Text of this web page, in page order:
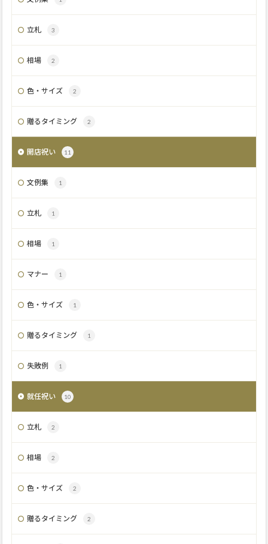
立札 3
相場 2
色・サイズ 2
贈るタイミング 2
開店祝い 11
文例集 1
立札 1
相場 1
マナー 1
色・サイズ 1
贈るタイミング 1
失敗例 1
就任祝い 10
立札 2
相場 2
色・サイズ 2
贈るタイミング 2